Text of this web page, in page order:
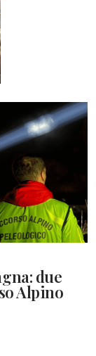
due
Alpino